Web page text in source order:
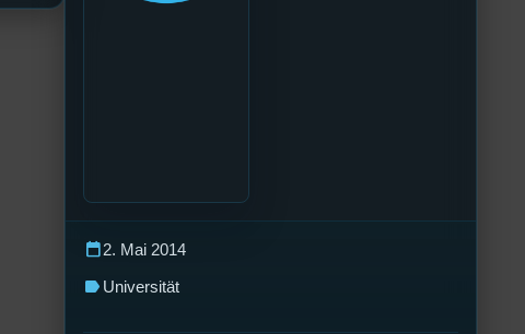
calendar_today2. Mai 2014
label Universität